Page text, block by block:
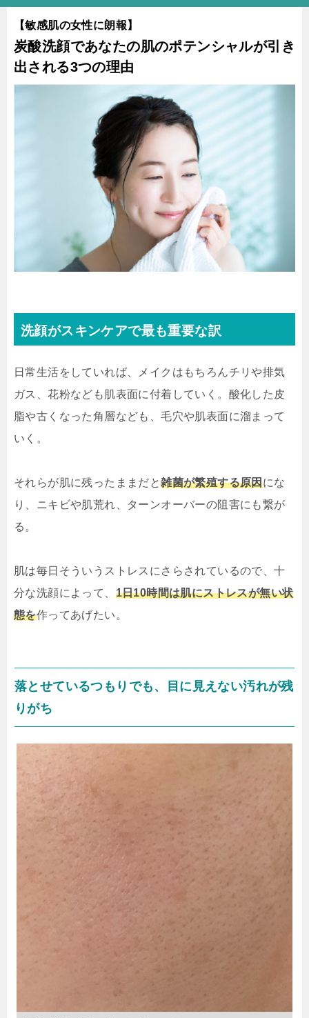
【敏感肌の女性に朗報】
炭酸洗顔であなたの肌のポテンシャルが引き
出される3つの理由
洗顔がスキンケアで最も重要な訳
日常生活をしていれば、メイクはもちろんチリや排気
ガス、花粉なども肌表面に付着していく。酸化した皮
脂や古くなった角層なども、毛穴や肌表面に溜まって
いく。
それらが肌に残ったままだと雑菌が繁殖する原因にな
り、ニキビや肌荒れ、ターンオーバーの阻害にも繋が
る。
肌は毎日そういうストレスにさらされているので、十
分な洗顔によって、 1日10時間は肌にストレスが無い状
態を作ってあげたい。
落とせているつもりでも、目に見えない汚れが残
りがち